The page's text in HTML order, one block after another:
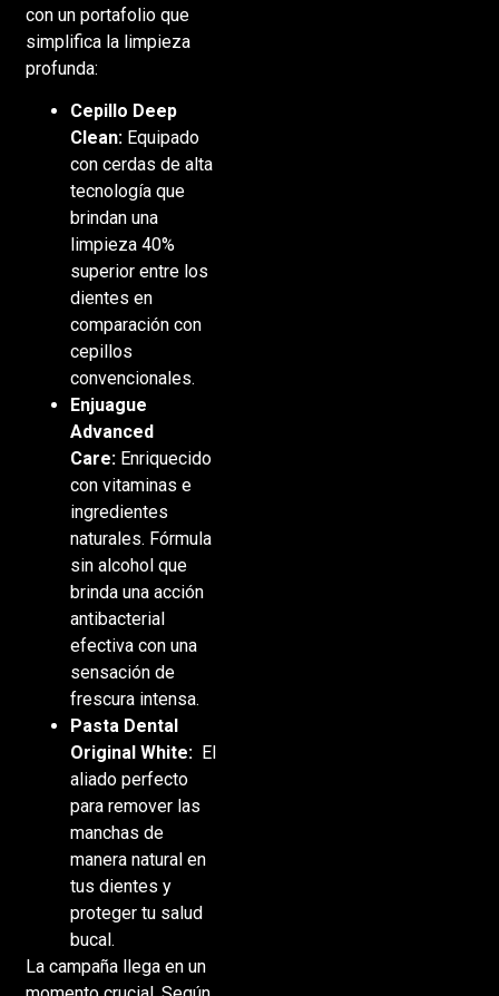
con un portafolio que
simplifica la limpieza
profunda:
Cepillo Deep
Clean:Equipado
con cerdas de alta
tecnología que
brindan una
limpieza 40%
superior entre los
dientes en
comparación con
cepillos
convencionales.
Enjuague
Advanced
Care:Enriquecido
con vitaminas e
ingredientes
naturales. Fórmula
sin alcohol que
brinda una acción
antibacterial
efectiva con una
sensación de
frescura intensa.
Pasta Dental
Original White:El
aliado perfecto
para remover las
manchas de
manera natural en
tus dientes y
proteger tu salud
bucal.
La campaña llega en un